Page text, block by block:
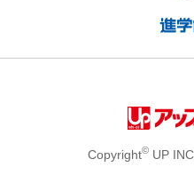
Copyright© UP